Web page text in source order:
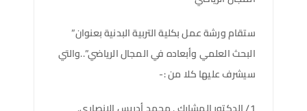
ستقام ورشة عمل بكلية التربية البدنية بعنوان”
البحث العلمي وأبعاده في المجال الرياضي”..والتي
سيشرف عليها كلا من :-